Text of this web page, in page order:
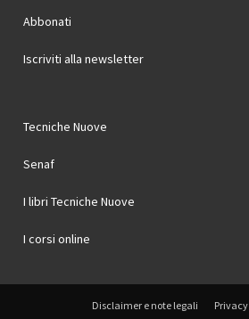
Abbonati
Iscriviti alla newsletter
Tecniche Nuove
Senaf
I libri Tecniche Nuove
I corsi online
Disclaimer e note legali Privacy